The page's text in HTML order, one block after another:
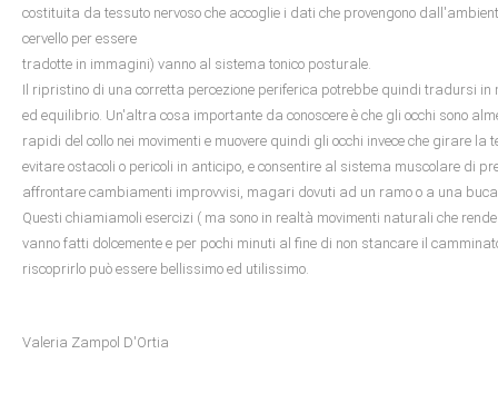
costituita da tessuto nervoso che accoglie i dati che provengono
cervello per essere
tradotte in immagini) vanno al sistema tonico posturale.
Il ripristino di una corretta percezione periferica potrebbe quindi tradursi
ed equilibrio. Un'altra cosa importante da conoscere è che gli occhi sono
rapidi del collo nei movimenti e muovere quindi gli occhi invece che girare la
evitare ostacoli o pericoli in anticipo, e consentire al sistema muscolare di
affrontare cambiamenti improvvisi, magari dovuti ad un ramo o a una
Questi chiamiamoli esercizi ( ma sono in realtà movimenti naturali che
vanno fatti dolcemente e per pochi minuti al fine di non stancare il
riscoprirlo può essere bellissimo ed utilissimo.
Valeria Zampol D'Ortia